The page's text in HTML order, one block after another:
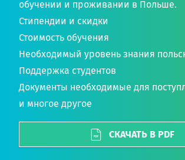
обучении и проживании в Польше.
Стипендии и скидки
Стоимость обучения
Необходимый уровень знания
Поддержка студентов
Документы необходимые для
и многое другое
СКАЧАТЬ В PDF